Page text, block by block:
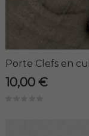
Porte Clefs en
10,00 €